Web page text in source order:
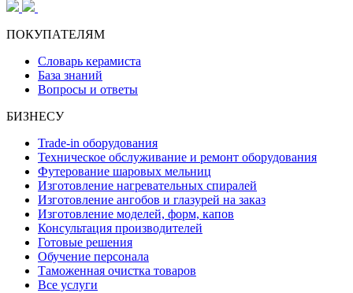
ПОКУПАТЕЛЯМ
Словарь керамиста
База знаний
Вопросы и ответы
БИЗНЕСУ
Trade-in оборудования
Техническое обслуживание и ремонт оборудования
Футерование шаровых мельниц
Изготовление нагревательных спиралей
Изготовление ангобов и глазурей на заказ
Изготовление моделей, форм, капов
Консультация производителей
Готовые решения
Обучение персонала
Таможенная очистка товаров
Все услуги